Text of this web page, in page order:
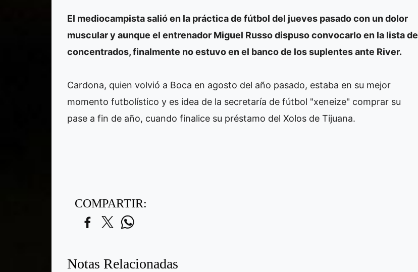
El mediocampista salió en la práctica de fútbol del jueves pasado con un dolor
muscular y aunque el entrenador Miguel Russo dispuso convocarlo en la lista de
concentrados, finalmente no estuvo en el banco de los suplentes ante River.
Cardona, quien volvió a Boca en agosto del año pasado, estaba en su mejor
momento futbolístico y es idea de la secretaría de fútbol "xeneize" comprar su
pase a fin de año, cuando finalice su préstamo del Xolos de Tijuana.
COMPARTIR:
Notas Relacionadas